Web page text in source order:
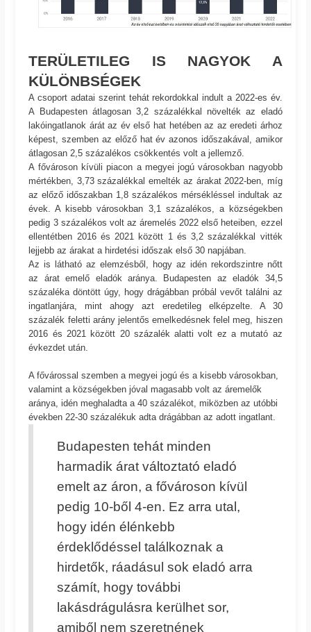
TERÜLETILEG IS NAGYOK A
KÜLÖNBSÉGEK
A csoport adatai szerint tehát rekordokkal indult a 2022-es év.
A Budapesten átlagosan 3,2 százalékkal növelték az eladó
lakóingatlanok árát az év első hat hetében az az eredeti árhoz
képest, szemben az előző hat év azonos időszakával, amikor
átlagosan 2,5 százalékos csökkentés volt a jellemző.
A fővároson kívüli piacon a megyei jogú városokban nagyobb
mértékben, 3,73 százalékkal emelték az árakat 2022-ben, míg
az előző időszakban 1,8 százalékos mérsékléssel indultak az
évek. A kisebb városokban 3,1 százalékos, a községekben
pedig 3 százalékos volt az áremelés 2022 első heteiben, ezzel
ellentétben 2016 és 2021 között 1 és 3,2 százalékkal vitték
lejjebb az árakat a hirdetési időszak első 30 napjában.
Az is látható az elemzésből, hogy az idén rekordszintre nőtt
az árat emelő eladók aránya. Budapesten az eladók 34,5
százaléka döntött úgy, hogy drágábban próbál vevőt találni az
ingatlanjára, mint ahogy azt eredetileg elképzelte. A 30
százalék feletti arány jelentős emelkedésnek felel meg, hiszen
2016 és 2021 között 20 százalék alatti volt ez a mutató az
évkezdet után.
A fővárossal szemben a megyei jogú és a kisebb városokban,
valamint a községekben jóval magasabb volt az áremelők
aránya, idén meghaladta a 40 százalékot, miközben az utóbbi
években 22-30 százalékuk adta drágábban az adott ingatlant.
Budapesten tehát minden
harmadik árat változtató eladó
emelt az áron, a fővároson kívül
pedig 10-ből 4-en. Ez arra utal,
hogy idén élénkebb
érdeklődéssel találkoznak a
hirdetők, ráadásul sok eladó arra
számít, hogy további
lakásdrágulásra kerülhet sor,
amiből nem szeretnének